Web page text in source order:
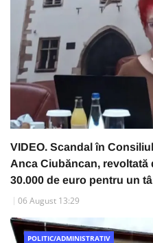
VIDEO. Scandal în
Anca Ciubăncan, revoltată
30.000 de euro pentru un
06 August 13:29
POLITIC/ADMINISTRATIV